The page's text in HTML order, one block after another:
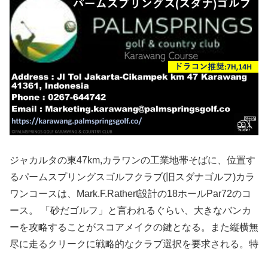
ジャカルタの東47km,カラワンの工業地帯そばに、位置す
るパームスプリングスゴルフクラブ(旧スダナゴルフ)カラ
ワンコースは、Mark.F.Rathert設計の18ホールPar72のコ
ース。 「砂だゴルフ」と言われるぐらい、大きなバンカ
ーを攻略することがスコアメイクの鍵となる。また縦横無
尽に走るクリークに戦略的なクラブ選択を要求される。特